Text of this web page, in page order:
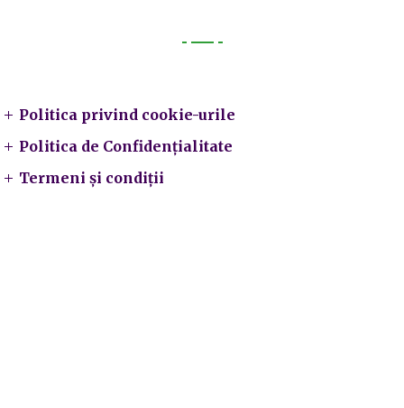
Politica privind cookie-urile
Politica de Confidențialitate
Termeni și condiții